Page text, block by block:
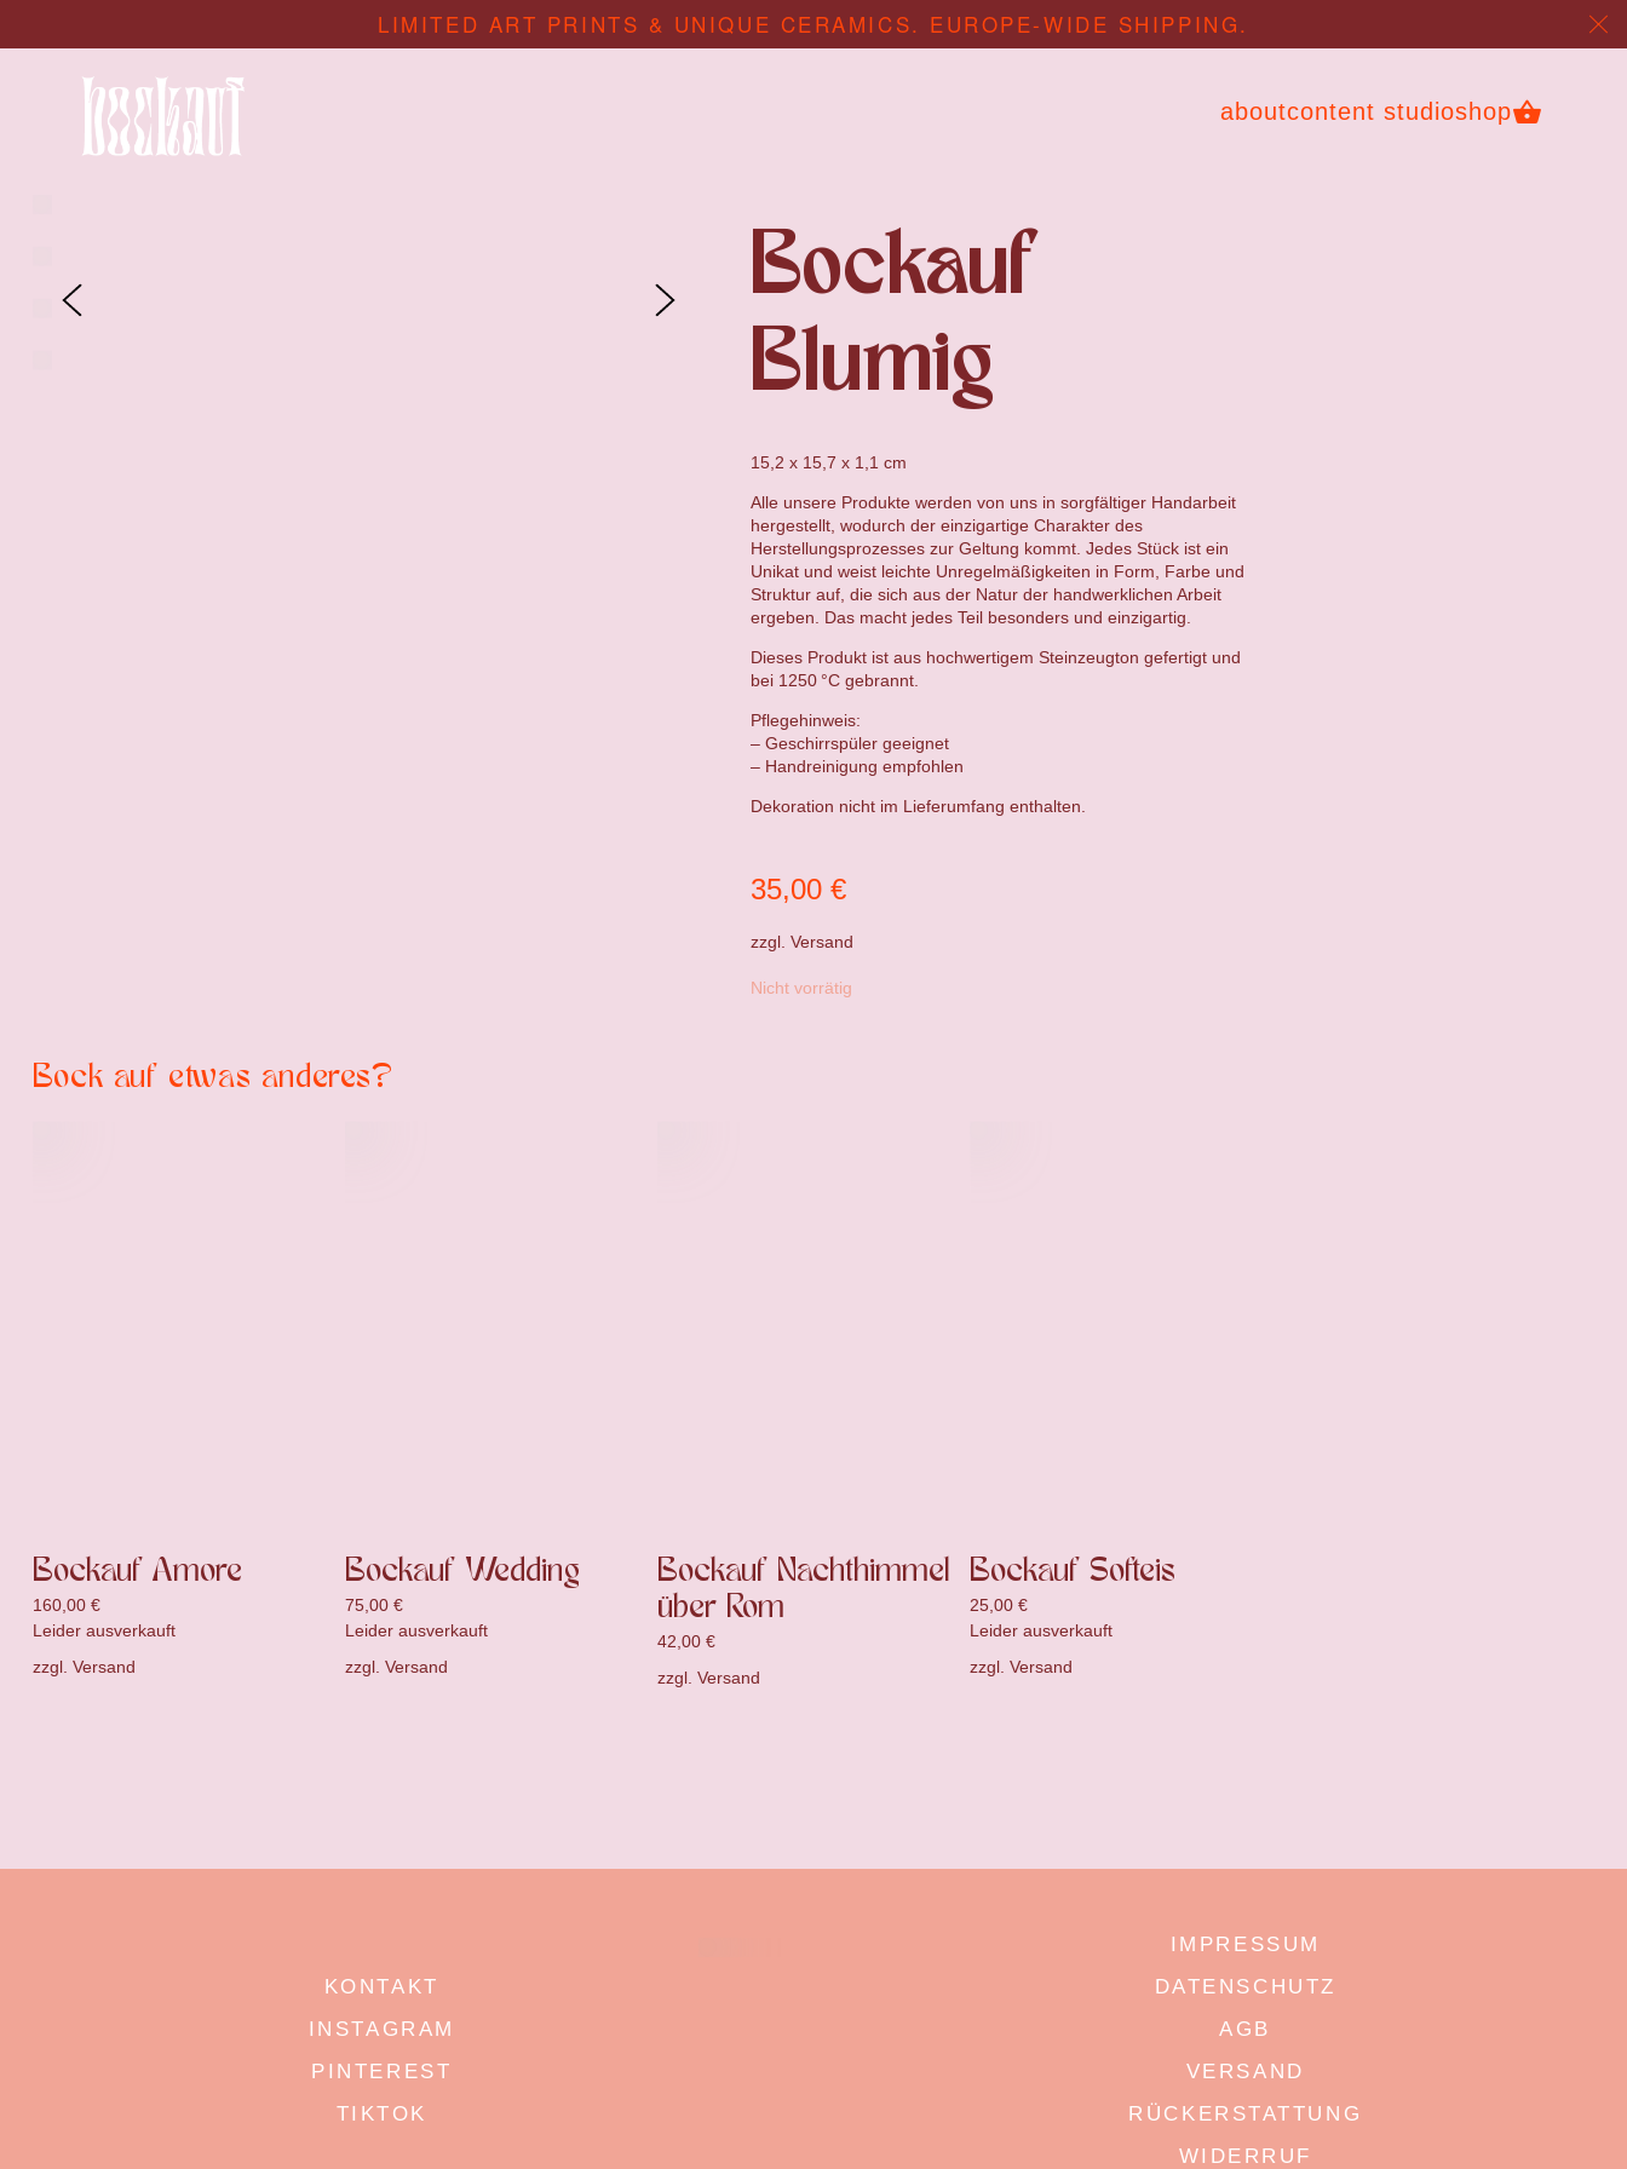
LIMITED ART PRINTS & UNIQUE CERAMICS. EUROPE-WIDE SHIPPING.
aboutcontent studioshop
Bockauf
Blumig
zzgl.Versand
35,00€
Nicht vorrätig
15,2 x 15,7 x 1,1 cm
Alle unsere Produkte werden von uns in sorgfältiger Handarbeit
hergestellt, wodurch der einzigartige Charakter des
Herstellungsprozesses zur Geltung kommt. Jedes Stück ist ein
Unikat und weist leichte Unregelmäßigkeiten in Form, Farbe und
Struktur auf, die sich aus der Natur der handwerklichen Arbeit
ergeben. Das macht jedes Teil besonders und einzigartig.
Dieses Produkt ist aus hochwertigem Steinzeugton gefertigt und
bei 1250 °C gebrannt.
Pflegehinweis:
– Geschirrspüler geeignet
– Handreinigung empfohlen
Dekoration nicht im Lieferumfang enthalten.
Bock auf etwas anderes?
Bockauf Amore
160,00 €
Leider ausverkauft
zzgl. Versand
Bockauf Wedding
75,00 €
Leider ausverkauft
zzgl. Versand
Bockauf Nachthimmel
über Rom
42,00 €
zzgl. Versand
Bockauf Softeis
25,00€
Leider ausverkauft
zzgl.Versand
KONTAKT
INSTAGRAM
PINTEREST
TIKTOK
IMPRESSUM
DATENSCHUTZ
AGB
VERSAND
RÜCKERSTATTUNG
WIDERRUF